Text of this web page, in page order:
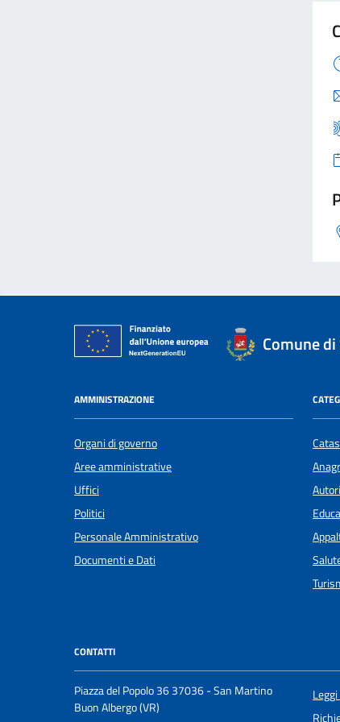
Comune
AMMINISTRAZIONE
Organi di governo
Aree amministrative
Uffici
Politici
Personale Amministrativo
Documenti e Dati
CONTATTI
Piazza del Popolo 36 37036 - San Martino
Buon Albergo (VR)